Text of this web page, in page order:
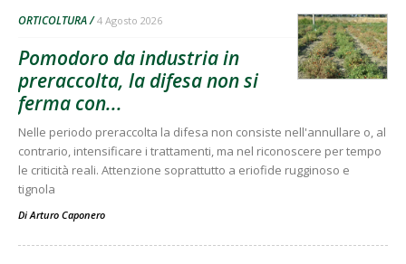
ORTICOLTURA 4 Agosto 2026
Pomodoro da industria in
preraccolta, la difesa non si
ferma con...
Nelle periodo preraccolta la difesa non consiste nell'annullare o, al
contrario, intensificare i trattamenti, ma nel riconoscere per tempo
le criticità reali. Attenzione soprattutto a eriofide rugginoso e
tignola
DiArturo Caponero